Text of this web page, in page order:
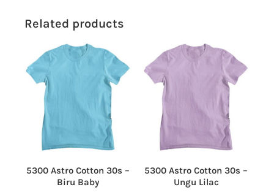
Related products
5300 Astro Cotton 30s –
Biru Baby
5300 Astro Cotton 30s –
Ungu Lilac